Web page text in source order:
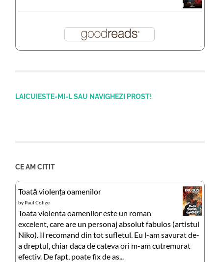
LAICUIESTE-MI-L SAU NAVIGHEZI PROST!
CE AM CITIT
Toată violența oamenilor
by Paul Colize
Toata violenta oamenilor este un roman
excelent, care are un personaj absolut fabulos (artistul
Niko). Il recomand din tot sufletul. Eu l-am savurat de-
a dreptul, chiar daca de cateva ori m-am cutremurat
efectiv. De fapt, poate fix de as...